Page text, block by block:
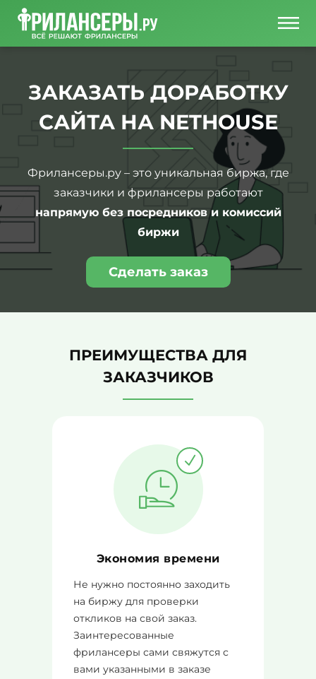
ЗАКАЗАТЬ ДОРАБОТКУ
САЙТА НА NETHOUSE
Фрилансеры.ру – это уникальная биржа, где
заказчики и фрилансеры работают
напрямую без посредников и комиссий
биржи
Сделать заказ
ПРЕИМУЩЕСТВА ДЛЯ
ЗАКАЗЧИКОВ
Экономия времени
Не нужно постоянно заходить
на биржу для проверки
откликов на свой заказ.
Заинтересованные
фрилансеры сами свяжутся с
вами указанными в заказе